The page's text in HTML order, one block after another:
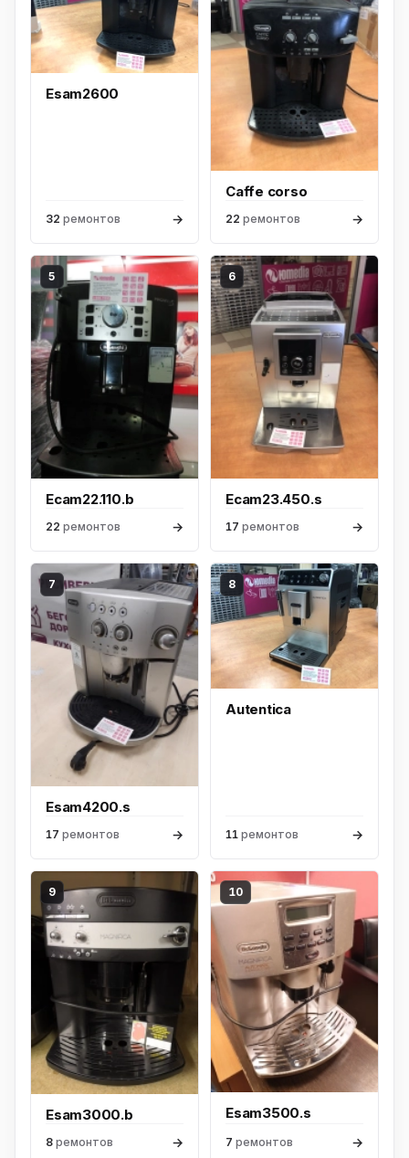
Esam2600
32 ремонтов →
Caffe corso
22 ремонтов →
5
Ecam22.110.b
22 ремонтов →
6
Ecam23.450.s
17 ремонтов →
7
Esam4200.s
17 ремонтов →
8
Autentica
11 ремонтов →
9
Esam3000.b
8 ремонтов →
10
Esam3500.s
7 ремонтов →